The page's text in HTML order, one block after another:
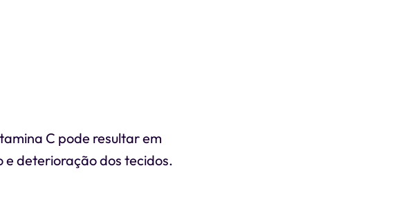
C pode resultar em
deterioração dos tecidos.